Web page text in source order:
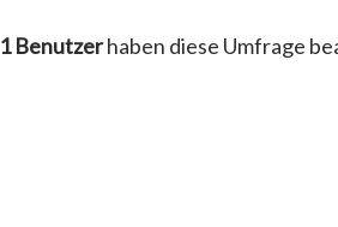
1 Benutzerhaben diese Umfrage